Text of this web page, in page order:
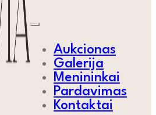
Aukcionas
Galerija
Menininkai
Pardavimas
Kontaktai